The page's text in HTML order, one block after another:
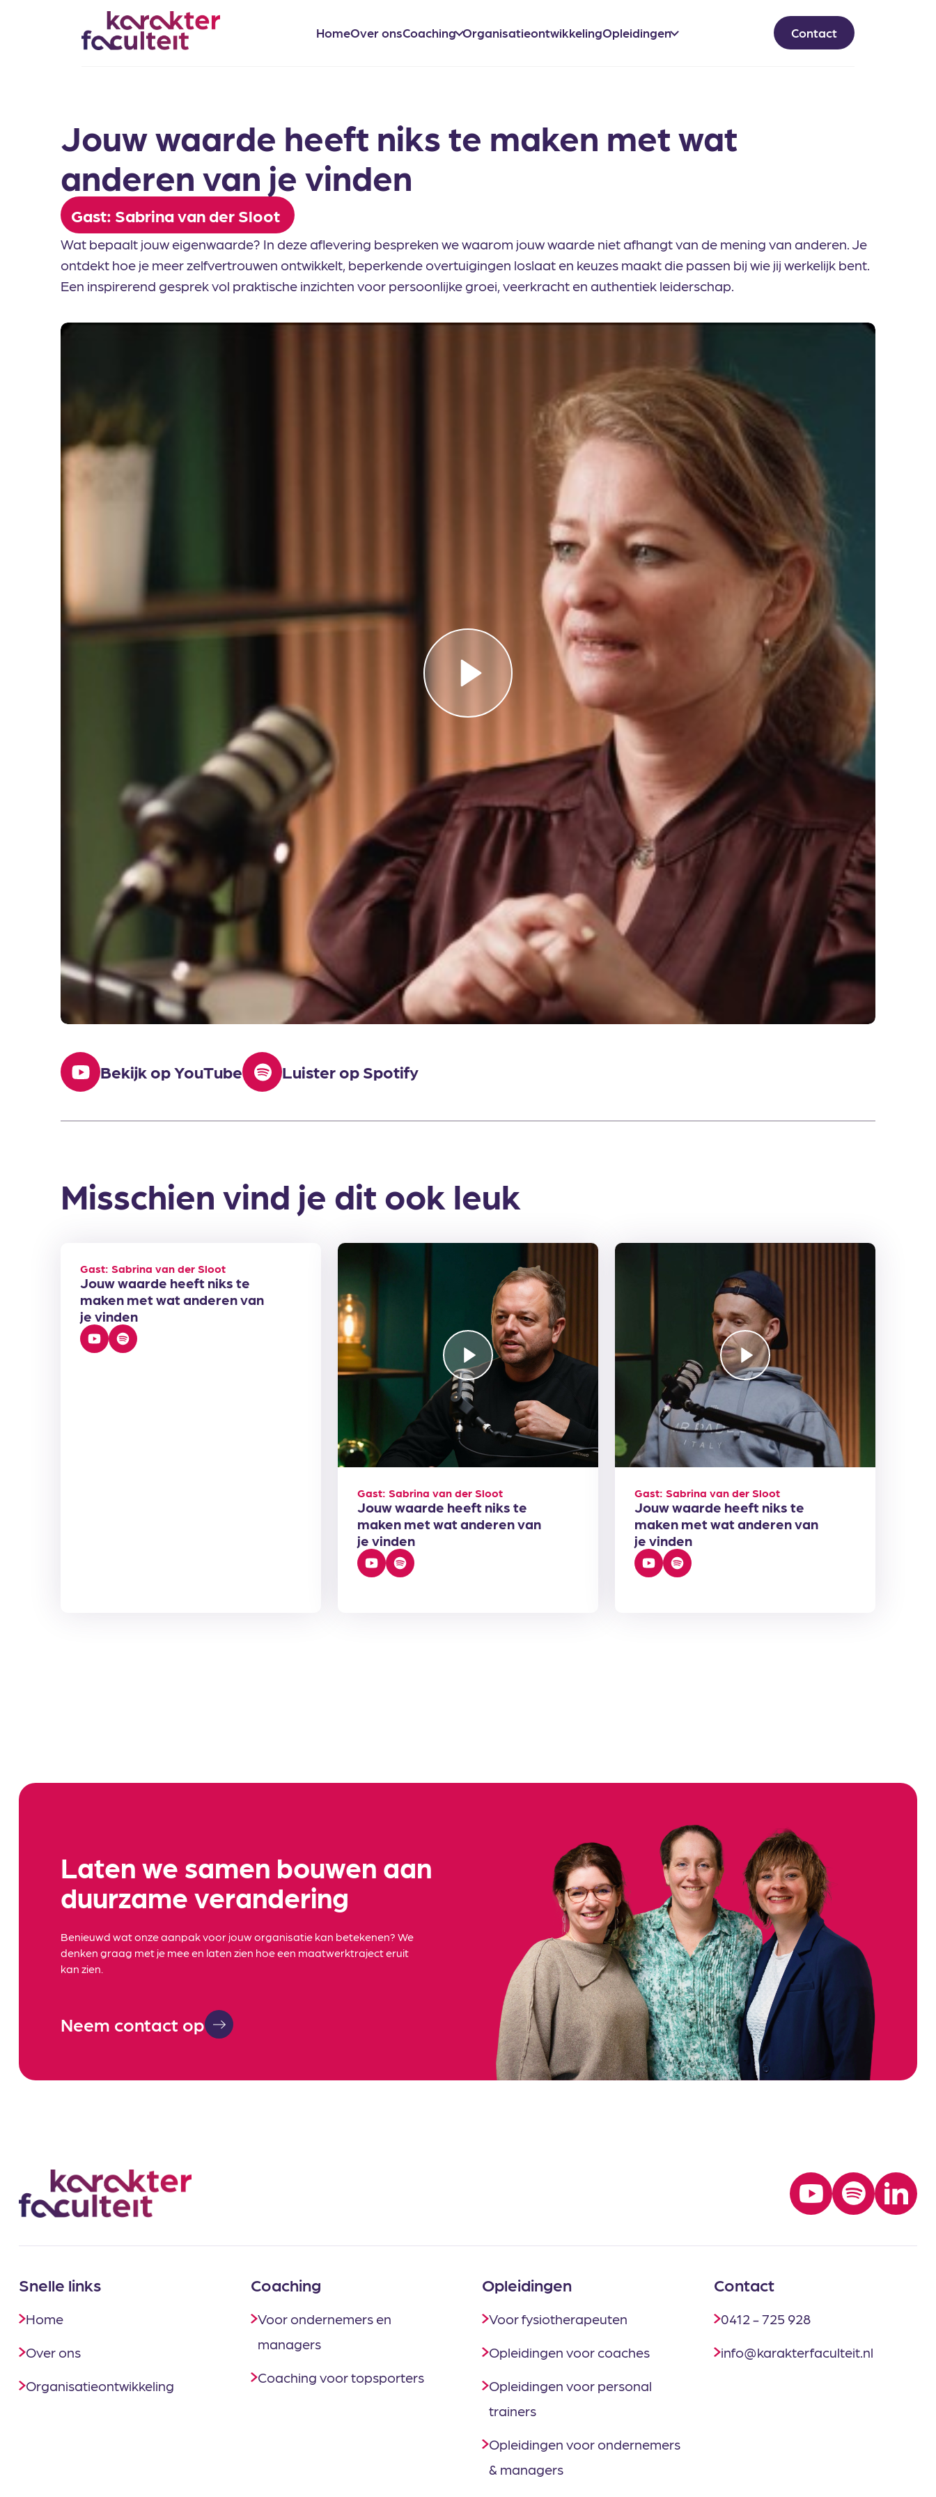
HomeOver onsCoaching OrganisatieontwikkelingOpleidingen Contact
Jouw waarde heeft niks te maken met wat
anderen van je vinden
Gast: Sabrina van der Sloot
Wat bepaalt jouw eigenwaarde? In deze aflevering bespreken we waarom jouw waarde niet afhangt van de mening van anderen. Je
ontdekt hoe je meer zelfvertrouwen ontwikkelt, beperkende overtuigingen loslaat en keuzes maakt die passen bij wie jij werkelijk bent.
Een inspirerend gesprek vol praktische inzichten voor persoonlijke groei, veerkracht en authentiek leiderschap.
Bekijk op YouTube Luister op Spotify
Misschien vind je dit ook leuk
Gast: Sabrina van der Sloot
Jouw waarde heeft niks te
maken met wat anderen van
je vinden
Gast: Sabrina van der Sloot
Jouw waarde heeft niks te
maken met wat anderen van
je vinden
Gast: Sabrina van der Sloot
Jouw waarde heeft niks te
maken met wat anderen van
je vinden
Laten we samen bouwen aan
duurzame verandering
Benieuwd wat onze aanpak voor jouw organisatie kan betekenen? We
denken graag met je mee en laten zien hoe een maatwerktraject eruit
kan zien.
Neem contact op
Snelle links
Home
Over ons
Organisatieontwikkeling
Coaching
Voor ondernemers en
managers
Coaching voor topsporters
Opleidingen
Voor fysiotherapeuten
Opleidingen voor coaches
Opleidingen voor personal
trainers
Opleidingen voor ondernemers
& managers
Contact
0412 - 725 928
info@karakterfaculteit.nl